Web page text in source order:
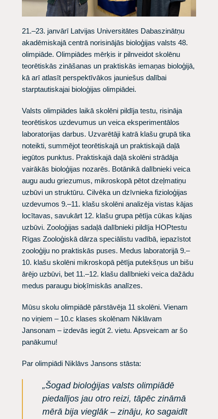
21.–23. janvārī Latvijas Universitātes Dabaszinātņu
akadēmiskajā centrā norisinājās bioloģijas valsts 48.
olimpiāde. Olimpiādes mērķis ir pilnveidot skolēnu
teorētiskās zināšanas un praktiskās iemaņas bioloģijā,
kā arī atlasīt perspektīvākos jauniešus dalībai
starptautiskajai bioloģijas olimpiādei.
Valsts olimpiādes laikā skolēni pildīja testu, risināja
teorētiskos uzdevumus un veica eksperimentālos
laboratorijas darbus. Uzvarētāji katrā klašu grupā tika
noteikti, summējot teorētiskajā un praktiskajā daļā
iegūtos punktus. Praktiskajā daļā skolēni strādāja
vairākās bioloģijas nozarēs. Botānikā dalībnieki veica
augu audu griezumus, mikroskopā pētot dzeļmatiņu
uzbūvi un struktūru. Cilvēka un dzīvnieka fizioloģijas
uzdevumos 9.–11. klašu skolēni analizēja vistas kājas
locītavas, savukārt 12. klašu grupa pētīja cūkas kājas
uzbūvi. Zooloģijas sadaļā dalībnieki pildīja HOPtestu
Rīgas Zooloģiskā dārza speciālistu vadībā, iepazīstot
zooloģiju no praktiskās puses. Medus laboratorijā 9.–
10. klašu skolēni mikroskopā pētīja putekšņus un bišu
ārējo uzbūvi, bet 11.–12. klašu dalībnieki veica dažādu
medus paraugu bioķīmiskās analīzes.
Mūsu skolu olimpiādē pārstāvēja 11 skolēni. Vienam
no viņiem – 10.c klases skolēnam Niklāvam
Jansonam – izdevās iegūt 2. vietu. Apsveicam ar šo
panākumu!
Par olimpiādi Niklāvs Jansons stāsta:
„Šogad bioloģijas valsts olimpiādē
piedalījos jau otro reizi, tāpēc zināmā
mērā bija vieglāk – zināju, ko sagaidīt